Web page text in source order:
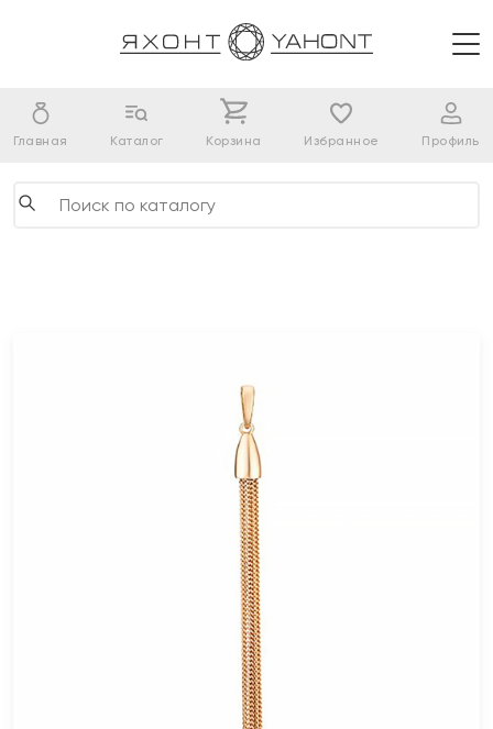
Главная Каталог Корзина Избранное Профиль